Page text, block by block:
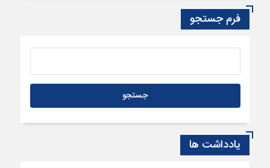
بهره‌مندی ۵۰۰ نابینای خراسان‌شمالی از خدمات دندانپزشکی رایگان
«بهزیستی محله‌محور»، راهبرد اصلی سازمان بهزیستی/ موسسات
مردم‌نهاد، همراهان بزرگ ما هستند
استخدام روشندلان مستلزم احراز شرایط پست سازمانی‌ است
1 سال قبل
نخستین سازمان مردم‌نهاد حوزه ایثار و شهادت در کنگاور آغاز به کار
فرم جستجو
یادداشت ها